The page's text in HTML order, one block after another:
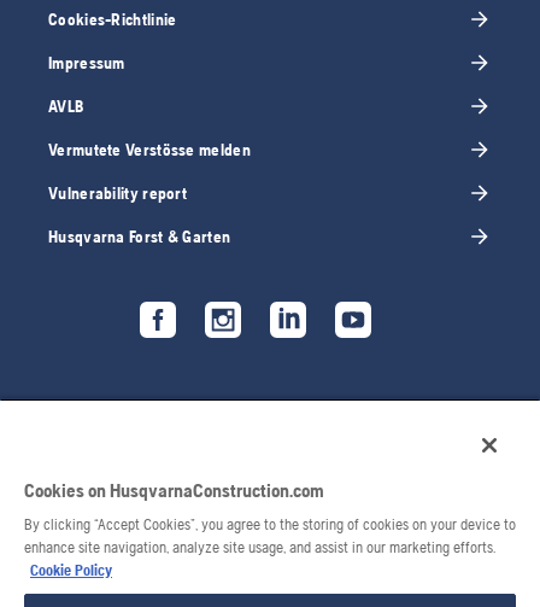
Cookies-Richtlinie
Impressum
AVLB
Vermutete Verstösse melden
Vulnerability report
Husqvarna Forst & Garten
© 2026 Husqvarna AB. Alle Rechte vorbehalten.
Cookies on HusqvarnaConstruction.com
By clicking “Accept Cookies”, you agree to the storing of cookies on your device to
enhance site navigation, analyze site usage, and assist in our marketing efforts.
Cookie Policy